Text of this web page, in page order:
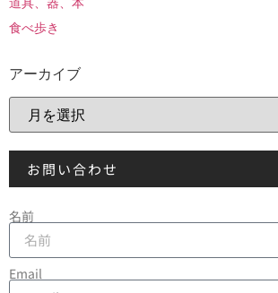
食べ歩き
アーカイブ
お問い合わせ
名前
Email